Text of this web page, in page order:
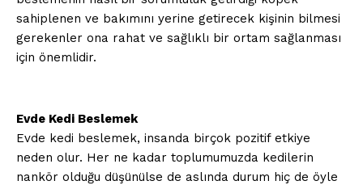
sahiplenen ve bakımını yerine getirecek kişinin bilmesi
gerekenler ona rahat ve sağlıklı bir ortam sağlanması
için önemlidir.
Evde Kedi Beslemek
Evde kedi beslemek, insanda birçok pozitif etkiye
neden olur. Her ne kadar toplumumuzda kedilerin
nankör olduğu düşünülse de aslında durum hiç de öyle